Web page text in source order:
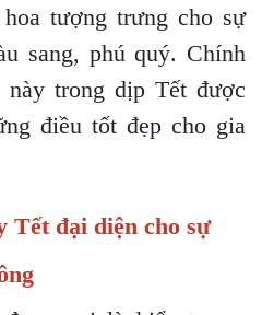
tượng trưng cho sự
sang, phú quý. Chính
trong dịp Tết được
điều tốt đẹp cho gia
Tết đại diện cho sự